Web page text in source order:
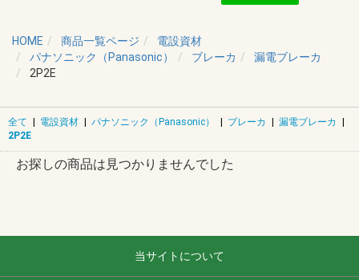
HOME 商品一覧ページ
電設資材
パナソニック（Panasonic）
ブレーカ
漏電ブレーカ
2P2E
全て | 電設資材 | パナソニック（Panasonic） | ブレーカ | 漏電ブレーカ
|
2P2E
お探しの商品は見つかりませんでした
当サイトについて